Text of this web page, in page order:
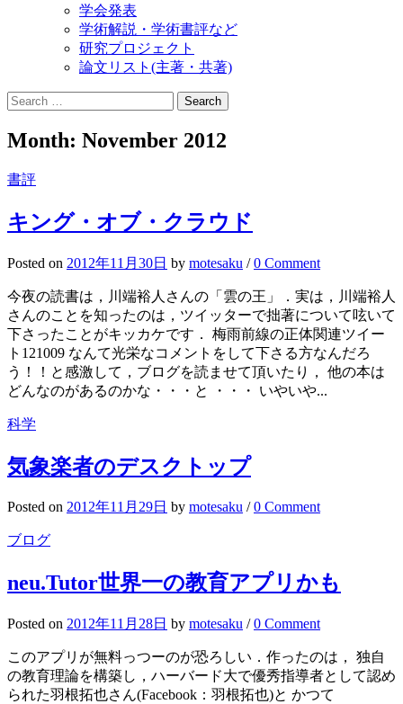
学会発表
学術解説・学術書評など
研究プロジェクト
論文リスト(主著・共著)
Search
for:
Month: November 2012
書評
キング・オブ・クラウド
Posted on 2012年11月30日 by motesaku /0 Comment
今夜の読書は，川端裕人さんの「雲の王」．実は，川端裕人
さんのことを知ったのは，ツイッターで拙著について呟いて
下さったことがキッカケです． 梅雨前線の正体関連ツイー
ト121009 なんて光栄なコメントをして下さる方なんだろ
う！！と感激して，ブログを読ませて頂いたり， 他の本は
どんなのがあるのかな・・・と ・・・ いやいや...
科学
気象楽者のデスクトップ
Posted on 2012年11月29日 by motesaku /0 Comment
ブログ
neu.Tutor世界一の教育アプリかも
Posted on 2012年11月28日 by motesaku /0 Comment
このアプリが無料っつーのが恐ろしい．作ったのは， 独自
の教育理論を構築し，ハーバード大で優秀指導者として認め
られた羽根拓也さん(Facebook：羽根拓也)と かつて